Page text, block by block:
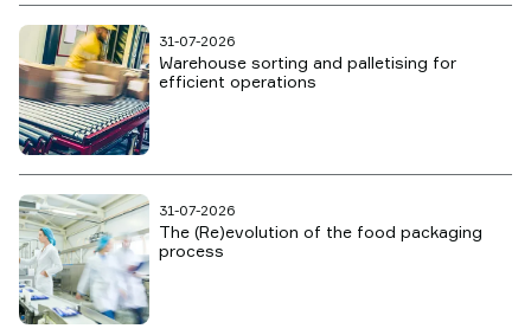
31-07-2026
Warehouse sorting and palletising for
efficient operations
31-07-2026
The (Re)evolution of the food packaging
process